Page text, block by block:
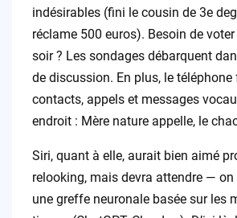
indésirables (fini le cousin de 3e
réclame 500 euros). Besoin de
soir ? Les sondages débarquent
de discussion. En plus, le
contacts, appels et messages
endroit : Mère nature appelle, le
Siri, quant à elle, aurait bien aimé
relooking, mais devra attendre —
une greffe neuronale basée sur les